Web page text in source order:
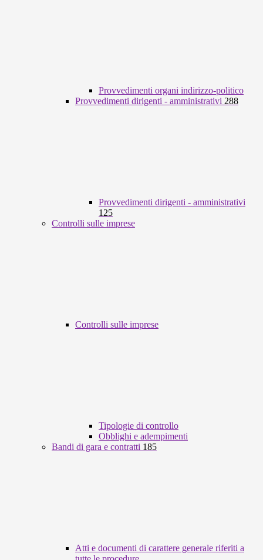
Provvedimenti organi indirizzo-politico
Provvedimenti dirigenti - amministrativi 288
Provvedimenti dirigenti - amministrativi
125
Controlli sulle imprese
Controlli sulle imprese
Tipologie di controllo
Obblighi e adempimenti
Bandi di gara e contratti 185
Atti e documenti di carattere generale riferiti a